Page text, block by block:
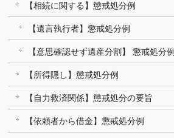
【相続に関する】懲戒処分例
【遺言執行者】懲戒処分例
【意思確認せず遺産分割】 懲戒処分例
【所得隠し】懲戒処分例
【自力救済関係】懲戒処分の要旨
【依頼者から借金】懲戒処分例